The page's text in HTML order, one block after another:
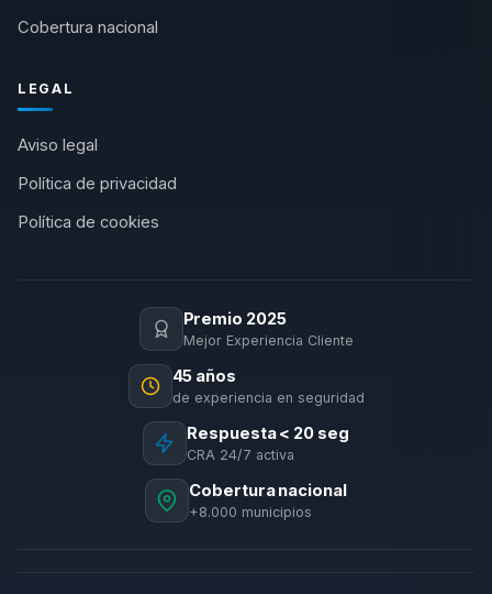
Cobertura nacional
LEGAL
Aviso legal
Política de privacidad
Política de cookies
Premio 2025
Mejor Experiencia Cliente
45 años
de experiencia en seguridad
Respuesta < 20 seg
CRA 24/7 activa
Cobertura nacional
+8.000 municipios